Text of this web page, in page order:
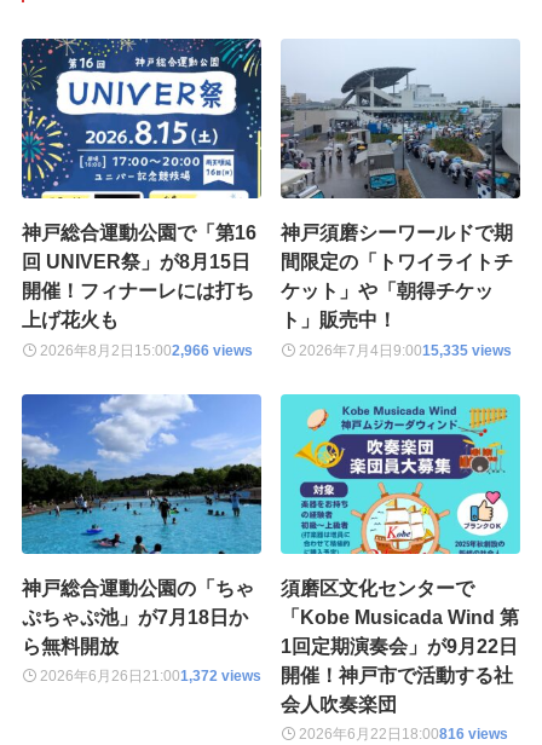
神戸総合運動公園で「第16
回 UNIVER祭」が8月15日
開催！フィナーレには打ち
上げ花火も
2026年8月2日 15:002,966 views
神戸須磨シーワールドで期
間限定の「トワイライトチ
ケット」や「朝得チケッ
ト」販売中！
2026年7月4日9:0015,335 views
神戸総合運動公園の「ちゃ
ぷちゃぷ池」が7月18日か
ら無料開放
2026年6月26日 21:001,372 views
須磨区文化センターで
「Kobe Musicada Wind 第
1回定期演奏会」が9月22日
開催！神戸市で活動する社
会人吹奏楽団
2026年6月22日 18:00816 views